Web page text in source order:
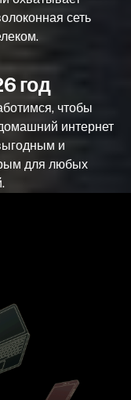
сеть
год
чтобы
интернет
и
для любых